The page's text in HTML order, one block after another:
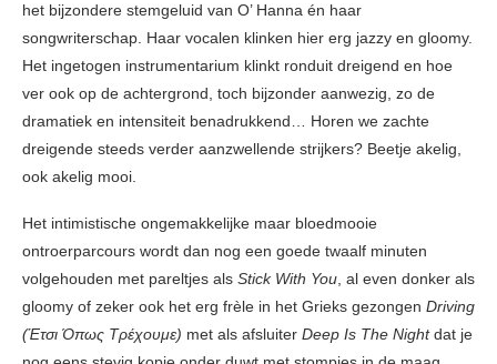
het bijzondere stemgeluid van O’ Hanna én haar
songwriterschap. Haar vocalen klinken hier erg jazzy en gloomy.
Het ingetogen instrumentarium klinkt ronduit dreigend en hoe
ver ook op de achtergrond, toch bijzonder aanwezig, zo de
dramatiek en intensiteit benadrukkend… Horen we zachte
dreigende steeds verder aanzwellende strijkers? Beetje akelig,
ook akelig mooi.
Het intimistische ongemakkelijke maar bloedmooie
ontroerparcours wordt dan nog een goede twaalf minuten
volgehouden met pareltjes als Stick With You, al even donker als
gloomy of zeker ook het erg frèle in het Grieks gezongen Driving
(Έτσι Όπως Τρέχουμε) met als afsluiter Deep Is The Nightdat je